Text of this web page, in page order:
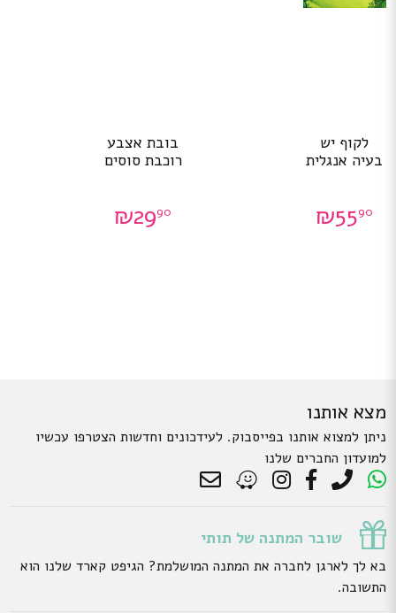
לקוף יש
בעיה אנגלית
₪5590
בובת אצבע
רוכבת סוסים
₪2990
מצא אותנו
ניתן למצוא אותנו בפייסבוק. לעידכונים וחדשות הצטרפו עכשיו
למועדון החברים שלנו
שובר המתנה של תותי
בא לך לארגן לחברה את המתנה המושלמת? הגיפט קארד שלנו הוא
התשובה.